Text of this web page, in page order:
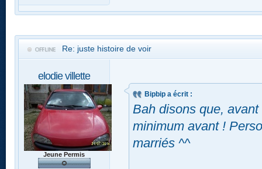
Re: juste histoire de voir
elodie villette
Jeune Permis
Bipbip a écrit :
Bah disons que,
minimum avant !
marriés ^^